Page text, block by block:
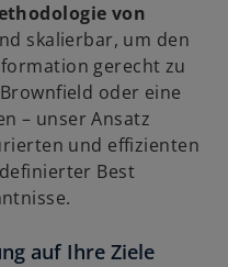
von
skalierbar, um den
gerecht zu
oder eine
– unser Ansatz
und effizienten
Best
auf Ihre Ziele